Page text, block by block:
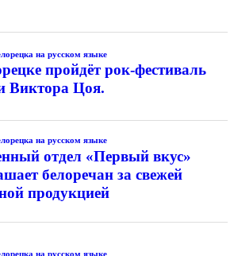
на русском языке
пройдёт рок-фестиваль
Виктора Цоя.
на русском языке
отдел «Первый вкус»
белоречан за свежей
продукцией
на русском языке